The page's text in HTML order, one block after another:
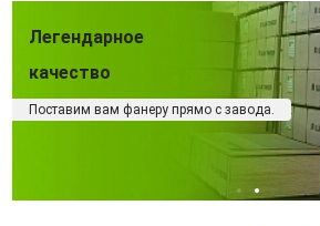
Легендарное
качество
Поставим вам фанеру прямо с завода.